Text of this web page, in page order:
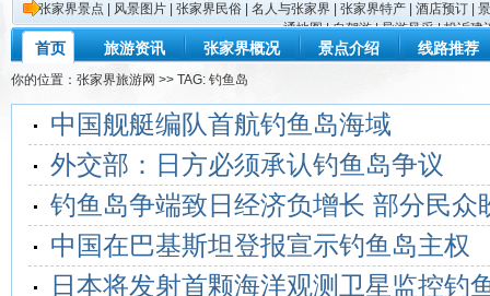
张家界景点 风景图片 张家界民俗 名人与张家界 张家界特产 酒店预订
通地图|自驾游|导游风采|投诉建
首页 旅游资讯 张家界概况 景点介绍 线路推荐
你的位置： 张家界旅游网 >> TAG: 钓鱼岛
中国舰艇编队首航钓鱼岛海域
外交部：日方必须承认钓鱼岛争议
钓鱼岛争端致日经济负增长 部分民众
中国在巴基斯坦登报宣示钓鱼岛主权
日本将发射首颗海洋观测卫星监控钓